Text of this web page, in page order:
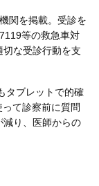
関を掲載。受診を
等の救急車対
な受診行動を支
タブレットで的確
て診察前に質問
減り、医師からの